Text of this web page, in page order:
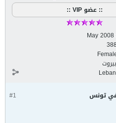
:: عضو VIP ::
May 2008
بيروت
#1 في تونس